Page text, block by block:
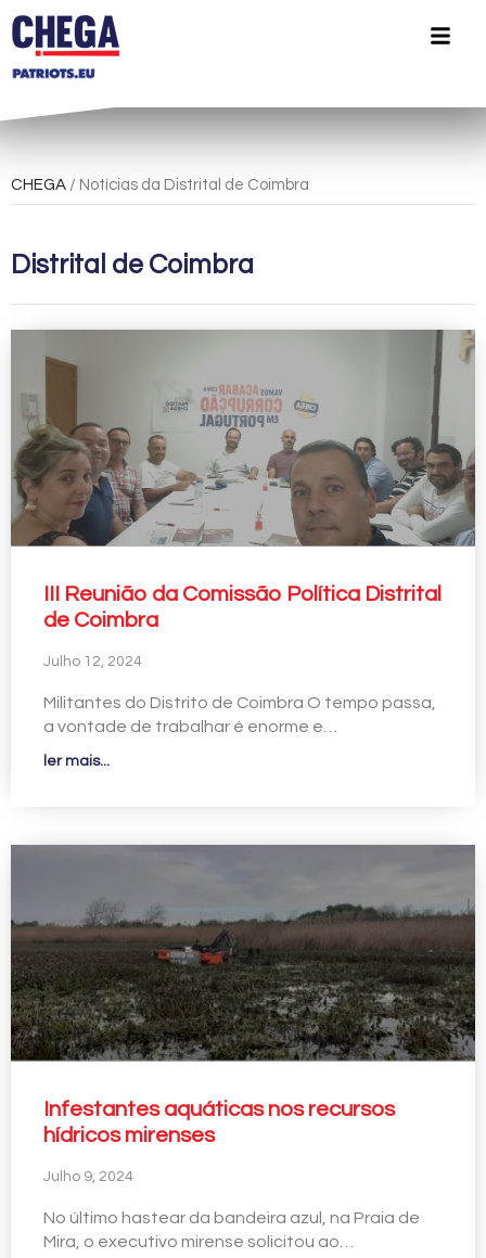
CHEGA / Notícias da Distrital de Coimbra
Distrital de Coimbra
III Reunião da Comissão Política Distrital
de Coimbra
Julho 12, 2024
Militantes do Distrito de Coimbra O tempo passa,
a vontade de trabalhar é enorme e…
ler mais...
Infestantes aquáticas nos recursos
hídricos mirenses
Julho 9, 2024
No último hastear da bandeira azul, na Praia de
Mira, o executivo mirense solicitou ao…